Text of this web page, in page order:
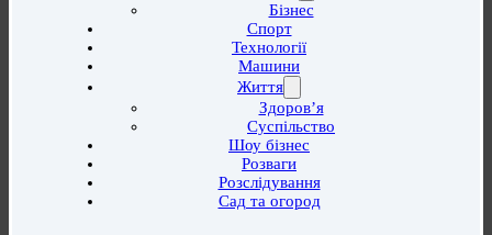
Бізнес
Спорт
Технології
Машини
Життя
Здоров’я
Суспільство
Шоу бізнес
Розваги
Розслідування
Сад та огород